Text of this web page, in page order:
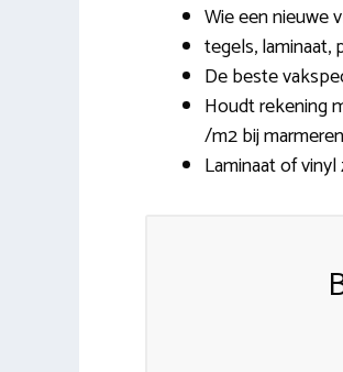
Wie een nieuwe
tegels, laminaat,
De beste
Houdt rekening
/m2 bij
Laminaat of